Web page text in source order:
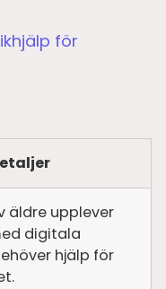
för
äldre upplever
digitala
hjälp för